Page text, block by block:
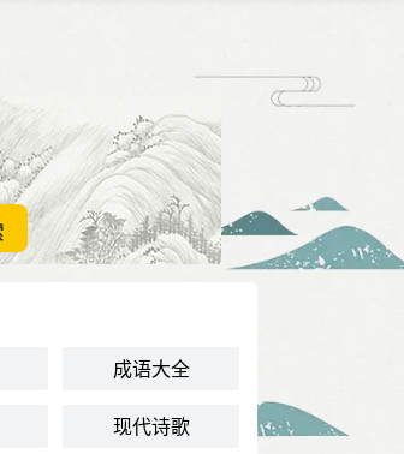
成语大全
现代诗歌